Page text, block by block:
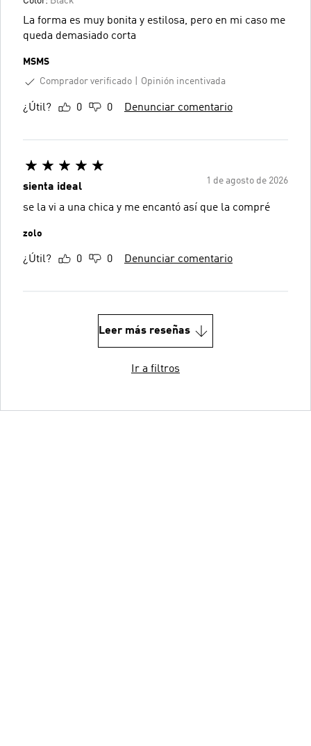
La forma es muy bonita y estilosa, pero en mi caso me
queda demasiado corta
MSMS
Comprador verificado
Opinión incentivada
¿Útil? 0 0 Denunciar comentario
1 de agosto de 2026
sienta ideal
se la vi a una chica y me encantó así que la compré
zolo
¿Útil? 0 0 Denunciar comentario
Leer más reseñas
Ir a filtros